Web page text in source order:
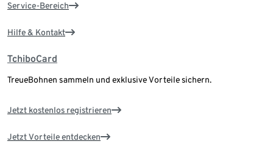
Service-Bereich
Hilfe & Kontakt
TchiboCard
TreueBohnen sammeln und exklusive Vorteile sichern.
Jetzt kostenlos registrieren
Jetzt Vorteile entdecken